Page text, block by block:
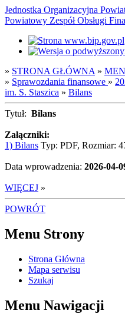
Jednostka Organizacyjna
Powiatowy Zespół Obsługi
» STRONA GŁÓWNA »
» Sprawozdania finansowe »
im. S. Staszica » Bilans
Tytuł: Bilans
Załączniki:
1) Bilans Typ: PDF, Rozmiar:
Data wprowadzenia: 2026-04-
WIĘCEJ »
POWRÓT
Menu Strony
Strona Główna
Mapa serwisu
Szukaj
Menu Nawigacji